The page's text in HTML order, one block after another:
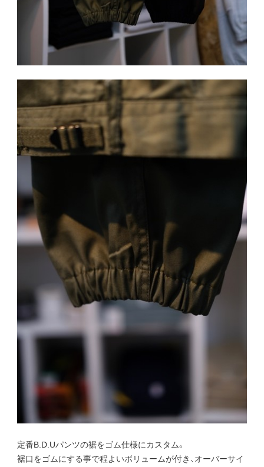
定番B.D.Uパンツの裾をゴム仕様にカスタム。
裾口をゴムにする事で程よいボリュームが付き、オーバーサイ